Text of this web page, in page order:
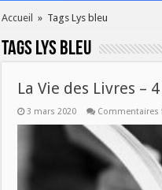
Accueil » Tags Lys bleu
Tags Lys bleu
La Vie des Livres –
3 mars 2020 Commentaires